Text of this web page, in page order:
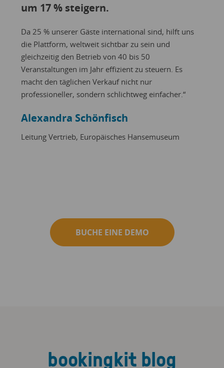
um 17 % steigern.
Da 25 % unserer Gäste international sind, hilft uns
die Plattform, weltweit sichtbar zu sein und
gleichzeitig den Betrieb von 40 bis 50
Veranstaltungen im Jahr effizient zu steuern. Es
macht den täglichen Verkauf nicht nur
professioneller, sondern schlichtweg einfacher.“
Alexandra Schönfisch
Leitung Vertrieb, Europäisches Hansemuseum
BUCHE EINE DEMO
bookingkit blog